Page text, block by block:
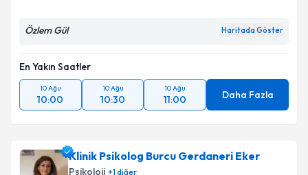
Özlem Gül Haritada Göster
En Yakın Saatler
10 Ağu
10:00
10 Ağu
10:30
10 Ağu
11:00 Daha Fazla
Klinik Psikolog Burcu Gerdaneri Eker
Psikoloji +1diğer